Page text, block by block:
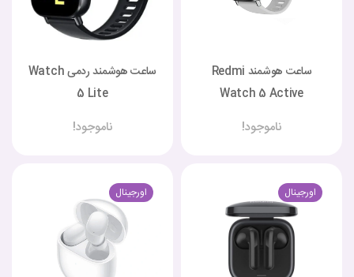
ساعت هوشمند Redmi
Watch 5 Active
ناموجود!
ساعت هوشمند ردمی Watch
5 Lite
ناموجود!
اورجینال اورجینال